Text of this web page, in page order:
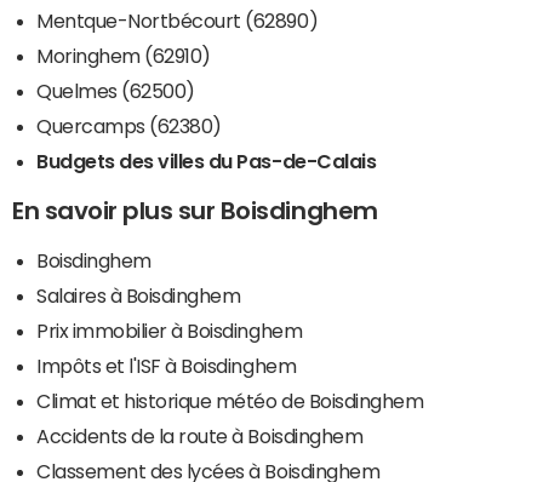
Mentque-Nortbécourt (62890)
Moringhem (62910)
Quelmes (62500)
Quercamps (62380)
Budgets des villes du Pas-de-Calais
En savoir plus sur Boisdinghem
Boisdinghem
Salaires à Boisdinghem
Prix immobilier à Boisdinghem
Impôts et l'ISF à Boisdinghem
Climat et historique météo de Boisdinghem
Accidents de la route à Boisdinghem
Classement des lycées à Boisdinghem